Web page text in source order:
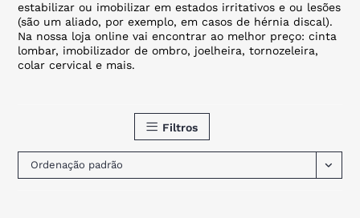
estabilizar ou imobilizar em estados irritativos e ou lesões
(são um aliado, por exemplo, em casos de hérnia discal).
Na nossa loja online vai encontrar ao melhor preço: cinta
lombar, imobilizador de ombro, joelheira, tornozeleira,
colar cervical e mais.
Filtros
Ordenação padrão